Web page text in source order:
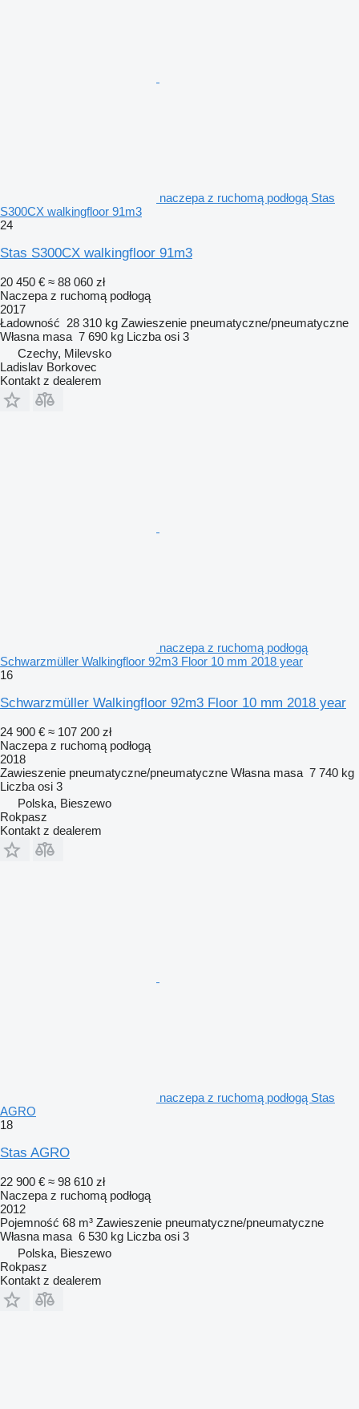
naczepa z ruchomą podłogą Stas
S300CX walkingfloor 91m3
24
Stas S300CX walkingfloor 91m3
20 450 € ≈ 88 060 zł
Naczepa z ruchomą podłogą
2017
Ładowność 28 310 kg Zawieszenie pneumatyczne/pneumatyczne
Własna masa 7 690 kg Liczba osi 3
Czechy, Milevsko
Ladislav Borkovec
Kontakt z dealerem
naczepa z ruchomą podłogą
Schwarzmüller Walkingfloor 92m3 Floor 10 mm 2018 year
16
Schwarzmüller Walkingfloor 92m3 Floor 10 mm 2018 year
24 900 € ≈ 107 200 zł
Naczepa z ruchomą podłogą
2018
Zawieszenie pneumatyczne/pneumatyczne Własna masa 7 740 kg
Liczba osi 3
Polska, Bieszewo
Rokpasz
Kontakt z dealerem
naczepa z ruchomą podłogą Stas
AGRO
18
Stas AGRO
22 900 € ≈ 98 610 zł
Naczepa z ruchomą podłogą
2012
Pojemność 68 m³ Zawieszenie pneumatyczne/pneumatyczne
Własna masa 6 530 kg Liczba osi 3
Polska, Bieszewo
Rokpasz
Kontakt z dealerem